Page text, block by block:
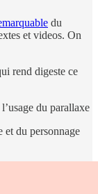
du
et videos. On
rend digeste ce
du parallaxe
et du personnage